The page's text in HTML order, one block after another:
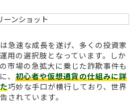
急速な成長を遂げ、多くの投資家
用の選択肢となっています。しか
市場の急拡大に乗じた詐欺事件も
、 初心者や仮想通貨の仕組みに詳
巧妙な手口が横行しており、世界
されています。